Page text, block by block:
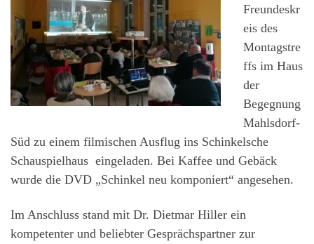
Freundeskr
eis des
Montagstre
ffs im Haus
der
Begegnung
Mahlsdorf-
Süd zu einem filmischen Ausflug ins Schinkelsche
Schauspielhaus eingeladen. Bei Kaffee und Gebäck
wurde die DVD „Schinkel neu komponiert“ angesehen.
Im Anschluss stand mit Dr. Dietmar Hiller ein
kompetenter und beliebter Gesprächspartner zur